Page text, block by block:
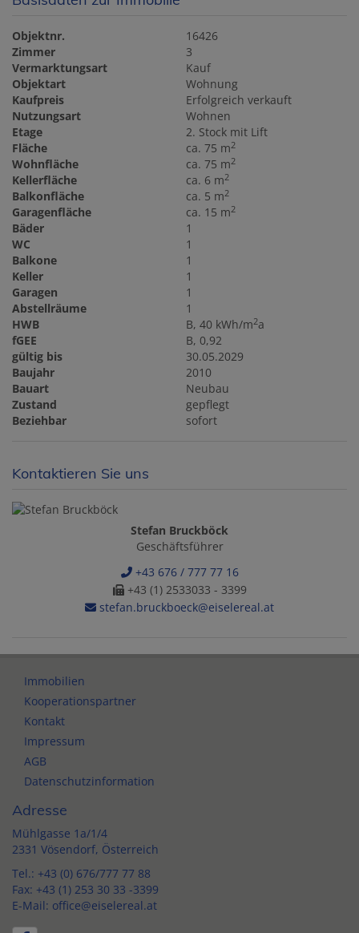
Objektnr.
16426
Zimmer
3
Vermarktungsart
Kauf
Objektart
Wohnung
Kaufpreis
Erfolgreich verkauft
Nutzungsart
Wohnen
Etage
2. Stock mit Lift
Fläche
ca. 75 m2
Wohnfläche ca. 75 m2
Kellerfläche ca. 6 m2
Balkonfläche ca. 5 m2
Garagenfläche ca. 15 m2
Bäder
1
WC
1
Balkone
1
Keller
1
Garagen
1
Abstellräume
1
HWB
B, 40 kWh/m2a
fGEE
B, 0,92
gültig bis
30.05.2029
Baujahr
2010
Bauart
Neubau
Zustand
gepflegt
Beziehbar
sofort
Kontaktieren Sie uns
Stefan Bruckböck
Geschäftsführer
+43 676 / 777 77 16
+43 (1) 2533033 - 3399
stefan.bruckboeck@eiselereal.at
Immobilien
Kooperationspartner
Kontakt
Impressum
AGB
Datenschutzinformation
Adresse
Mühlgasse 1a/1/4
2331 Vösendorf, Österreich
Tel.: +43 (0) 676/777 77 88
Fax: +43 (1) 253 30 33 -3399
E-Mail: office@eiselereal.at